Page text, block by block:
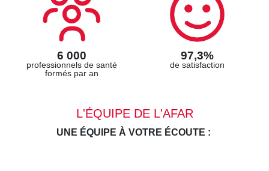
6 000
professionnels de santé
formés par an
97,3%
de satisfaction
L'ÉQUIPE DE L'AFAR
UNE ÉQUIPE À VOTRE ÉCOUTE :